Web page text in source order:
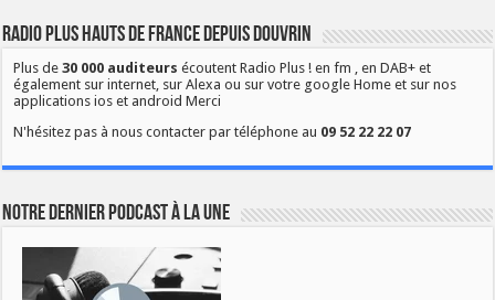
Radio Plus Hauts de France depuis Douvrin
Plus de30 000 auditeurs écoutent Radio Plus ! en fm , en DAB+ et
également sur internet, sur Alexa ou sur votre google Home et sur nos
applications ios et android Merci
N'hésitez pas à nous contacter par téléphone au 09 52 22 22 07
Notre dernier podcast à la une